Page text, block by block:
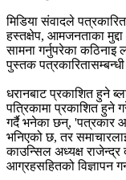
मिडिया संवादले
हस्तक्षेप, आमजनताका
सामना गर्नुपरेका कठिनाइ
पुस्तक
धरानबाट प्रकाशित हुने
पत्रिकामा प्रकाशित हुने
गर्दै भनेका छन्, 'पत्रकार
भनिएको छ, तर
काउन्सिल अध्यक्ष राजेन्द्र
आग्रहसहितको विज्ञापन